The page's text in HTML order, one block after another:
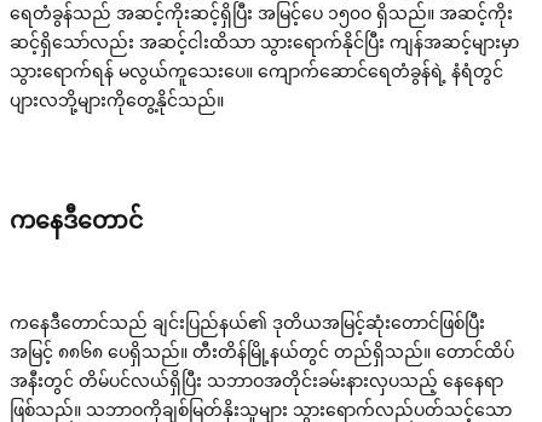
ရေတံခွန်သည် အဆင့်ကိုးဆင့်ရှိပြီး အမြင့်ပေ ၁၅၀ဝ ရှိသည်။ အဆင့်ကိုး
ဆင့်ရှိသော်လည်း အဆင့်ငါးထိသာ သွားရောက်နိုင်ပြီး ကျန်အဆင့်များမှာ
သွားရောက်ရန် မလွယ်ကူသေးပေ။ ကျောက်ဆောင်ရေတံခွန်ရဲ့ နံရံတွင်
ပျားလဘို့များကိုတွေ့နိုင်သည်။
ကနေဒီတောင်
ကနေဒီတောင်သည် ချင်းပြည်နယ်၏ ဒုတိယအမြင့်ဆုံးတောင်ဖြစ်ပြီး
အမြင့် ၈၈၆၈ ပေရှိသည်။ တီးတိန်မြို့နယ်တွင် တည်ရှိသည်။ တောင်ထိပ်
အနီးတွင် တိမ်ပင်လယ်ရှိပြီး သဘာဝအတိုင်းခမ်းနားလှပသည့် နေနေရာ
ဖြစ်သည်။ သဘာဝကိုချစ်မြတ်နိုးသူများ သွားရောက်လည်ပတ်သင့်သော